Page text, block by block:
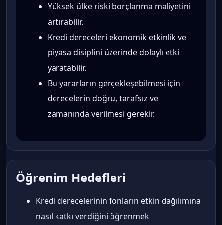
Yüksek ülke riski borçlanma maliyetini
artırabilir.
Kredi dereceleri ekonomik etkinlik ve
piyasa disiplini üzerinde dolaylı etki
yaratabilir.
Bu yararların gerçekleşebilmesi için
derecelerin doğru, tarafsız ve
zamanında verilmesi gerekir.
Öğrenim Hedefleri
Kredi derecelerinin fonların etkin dağılımına
nasıl katkı verdiğini öğrenmek